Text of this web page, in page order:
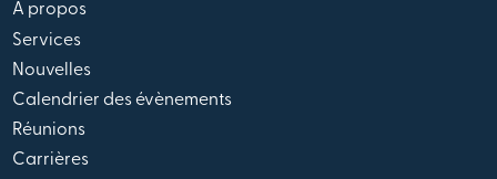
À propos
Services
Nouvelles
Calendrier des évènements
Réunions
Carrières